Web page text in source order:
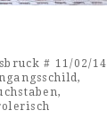
# 11/02/14
,
,